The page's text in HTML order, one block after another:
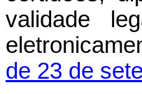
validade
de 23 de